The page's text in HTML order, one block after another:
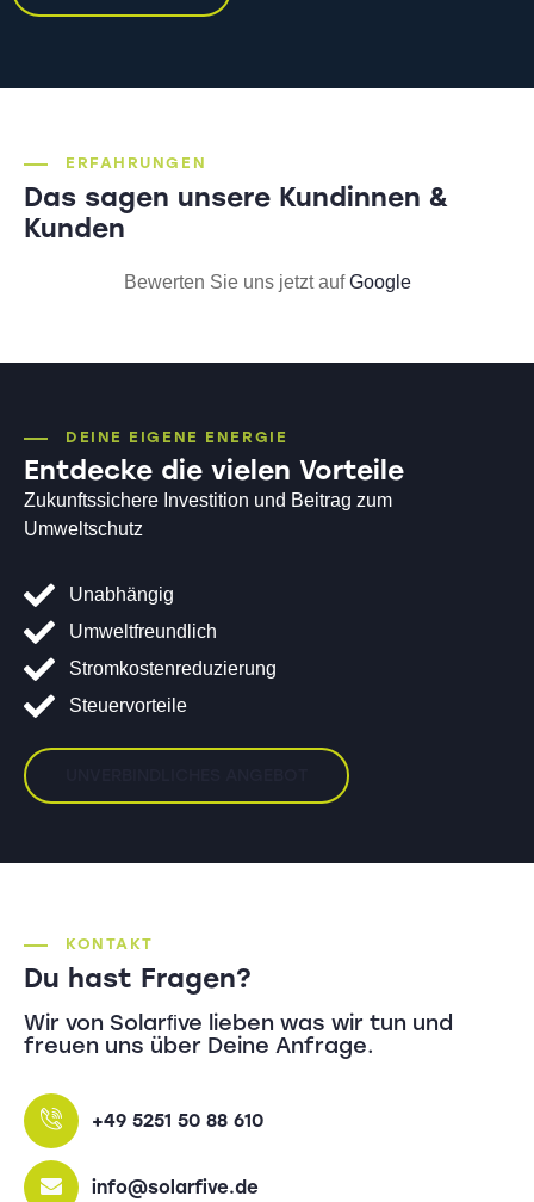
ERFAHRUNGEN
Das sagen unsere Kundinnen &
Kunden
Bewerten Sie uns jetzt aufGoogle
DEINE EIGENE ENERGIE
Entdecke die vielen Vorteile
Zukunftssichere Investition und Beitrag zum
Umweltschutz
Unabhängig
Umweltfreundlich
Stromkostenreduzierung
Steuervorteile
KONTAKT
Du hast Fragen?
Wir von Solarﬁve lieben was wir tun und
freuen uns über Deine Anfrage.
+49 5251 50 88 610
info@solarfive.de